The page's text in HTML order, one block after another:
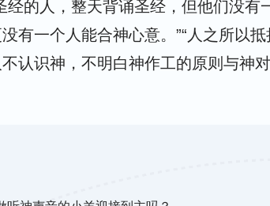
的人，整天背诵圣经，但他们没有
有一个人能合神心意。”“人之所以
认识神，不明白神作工的原则与神